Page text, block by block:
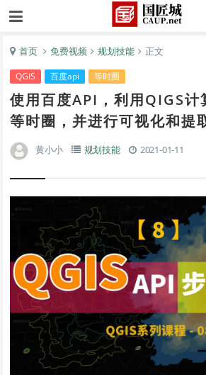
首页 免费视频 规划技能 正文
QGIS 百度api 等时圈
使用百度API，利用QIGS计
等时圈，并进行可视化和提
黄小小 规划技能 2021-01-11